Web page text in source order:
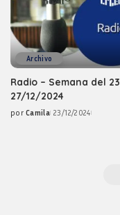
Archivo
Radio – Semana del
27/12/2024
Posted
por Camila 23/12/2024